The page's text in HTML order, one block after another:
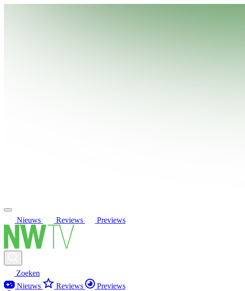
Nieuws Reviews Previews
Zoeken
Nieuws
Reviews Previews